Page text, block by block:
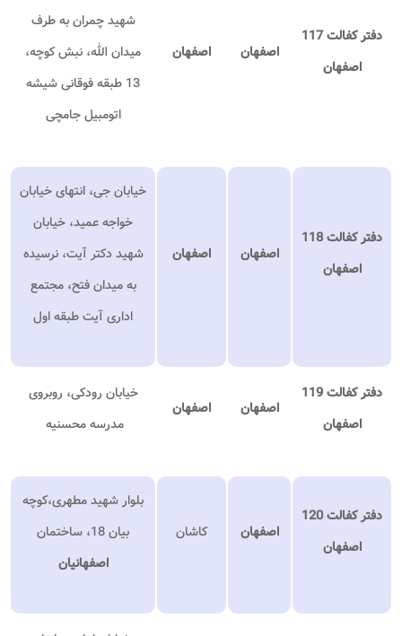
دفتر کفالت 117
اصفهان
اصفهان اصفهان
شهید چمران به طرف
میدان الله، نبش کوچه،
13 طبقه فوقانی شیشه
اتومبیل جامچی
دفتر کفالت 118
اصفهان
اصفهان اصفهان
خیابان جی، انتهای خیابان
خواجه عمید، خیابان
شهید دکتر آیت، نرسیده
به میدان فتح، مجتمع
اداری آیت طبقه اول
دفتر کفالت 119
اصفهان
اصفهان اصفهان
خیابان رودکی، روبروی
مدرسه محسنیه
دفتر کفالت 120
اصفهان
اصفهان کاشان
بلوار شهید مطهری،کوچه
بیان 18، ساختمان
اصفهانیان